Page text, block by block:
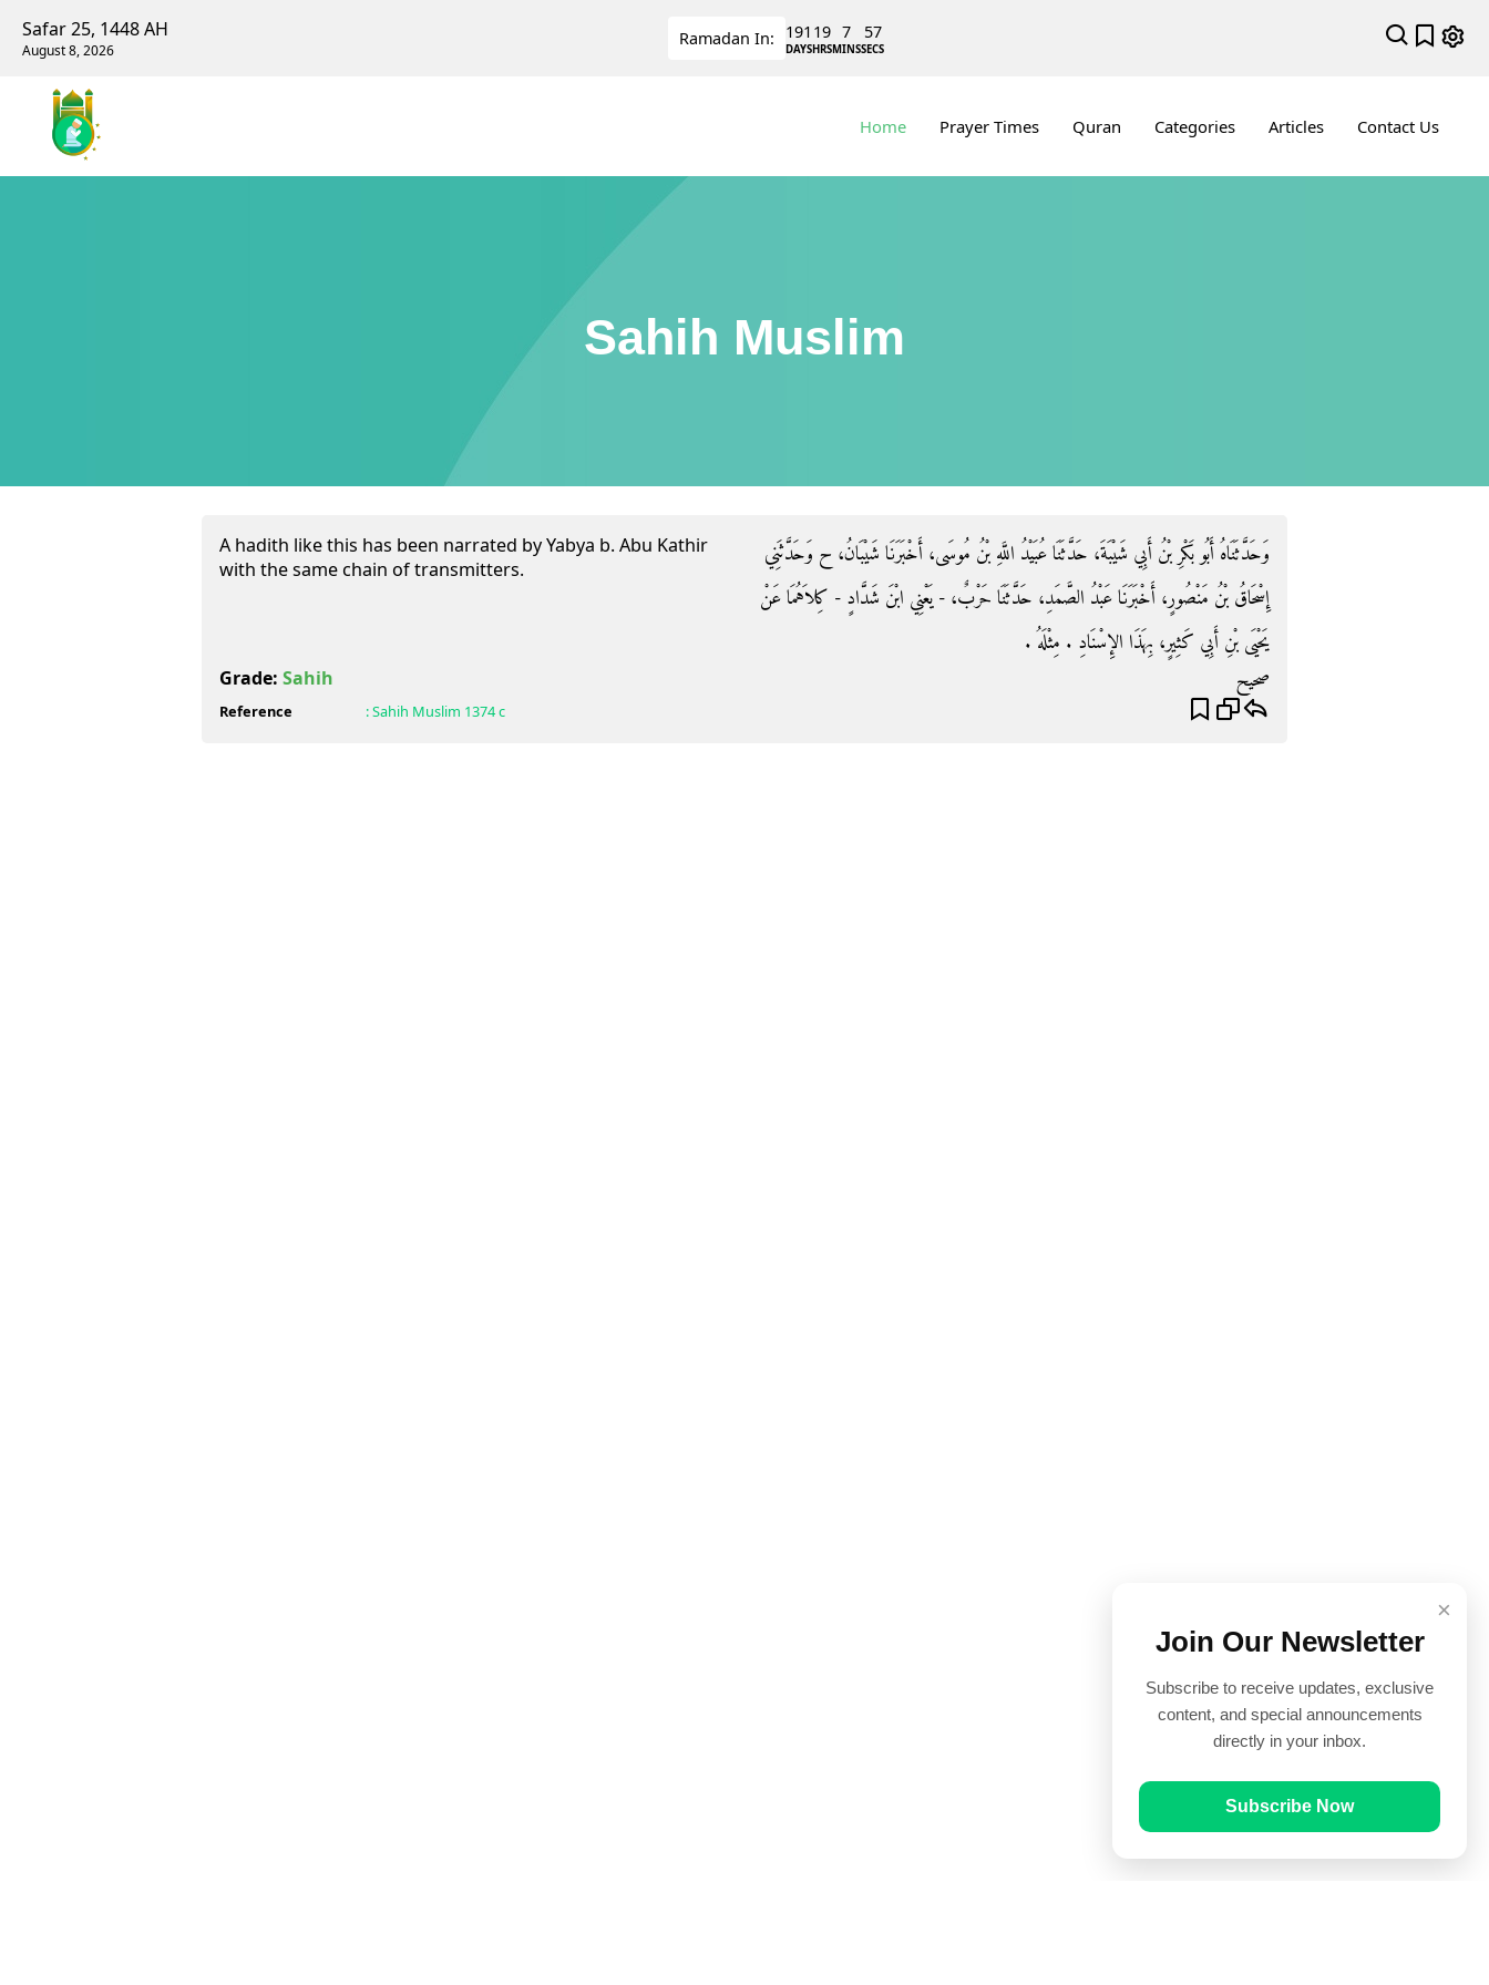
Safar 25, 1448 AH
August 8, 2026
Ramadan In: 191
DAYS
19
HRS
7
MINS
57
SECS
Home Prayer Times Quran Categories Articles Contact Us
Sahih Muslim
A hadith like this has been narrated by Yabya b. Abu Kathir
with the same chain of transmitters.
وَحَدَّثَنَاهُ أَبُو بَكْرِ بْنُ أَبِي شَيْبَةَ، حَدَّثَنَا عُبَيْدُ اللَّهِ بْنُ مُوسَى، أَخْبَرَنَا شَيْبَانُ، ح وَحَدَّثَنِي
إِسْحَاقُ بْنُ مَنْصُورٍ، أَخْبَرَنَا عَبْدُ الصَّمَدِ، حَدَّثَنَا حَرْبٌ، - يَعْنِي ابْنَ شَدَّادٍ - كِلاَهُمَا عَنْ
يَحْيَى بْنِ أَبِي كَثِيرٍ، بِهَذَا الإِسْنَادِ ‏.‏ مِثْلَهُ ‏.‏
Grade: Sahih صحيح
Reference :Sahih Muslim 1374 c
×
Join Our Newsletter
Subscribe to receive updates, exclusive
content, and special announcements
directly in your inbox.
Subscribe Now